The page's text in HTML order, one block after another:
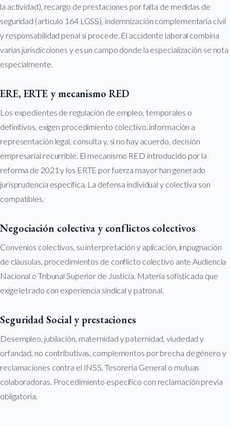
la actividad), recargo de prestaciones por falta de medidas de
seguridad (artículo 164 LGSS), indemnización complementaria civil
y responsabilidad penal si procede. El accidente laboral combina
varias jurisdicciones y es un campo donde la especialización se nota
especialmente.
ERE, ERTE y mecanismo RED
Los expedientes de regulación de empleo, temporales o
definitivos, exigen procedimiento colectivo, información a
representación legal, consulta y, si no hay acuerdo, decisión
empresarial recurrible. El mecanismo RED introducido por la
reforma de 2021 y los ERTE por fuerza mayor han generado
jurisprudencia específica. La defensa individual y colectiva son
compatibles.
Negociación colectiva y conflictos colectivos
Convenios colectivos, su interpretación y aplicación, impugnación
de cláusulas, procedimientos de conflicto colectivo ante Audiencia
Nacional o Tribunal Superior de Justicia. Materia sofisticada que
exige letrado con experiencia sindical y patronal.
Seguridad Social y prestaciones
Desempleo, jubilación, maternidad y paternidad, viudedad y
orfandad, no contributivas, complementos por brecha de género y
reclamaciones contra el INSS, Tesorería General o mutuas
colaboradoras. Procedimiento específico con reclamación previa
obligatoria.